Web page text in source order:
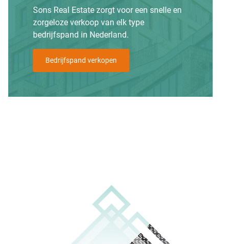
Sons Real Estate zorgt voor een snelle en
zorgeloze verkoop van elk type
bedrijfspand in Nederland.
Bedrijfspand verkopen